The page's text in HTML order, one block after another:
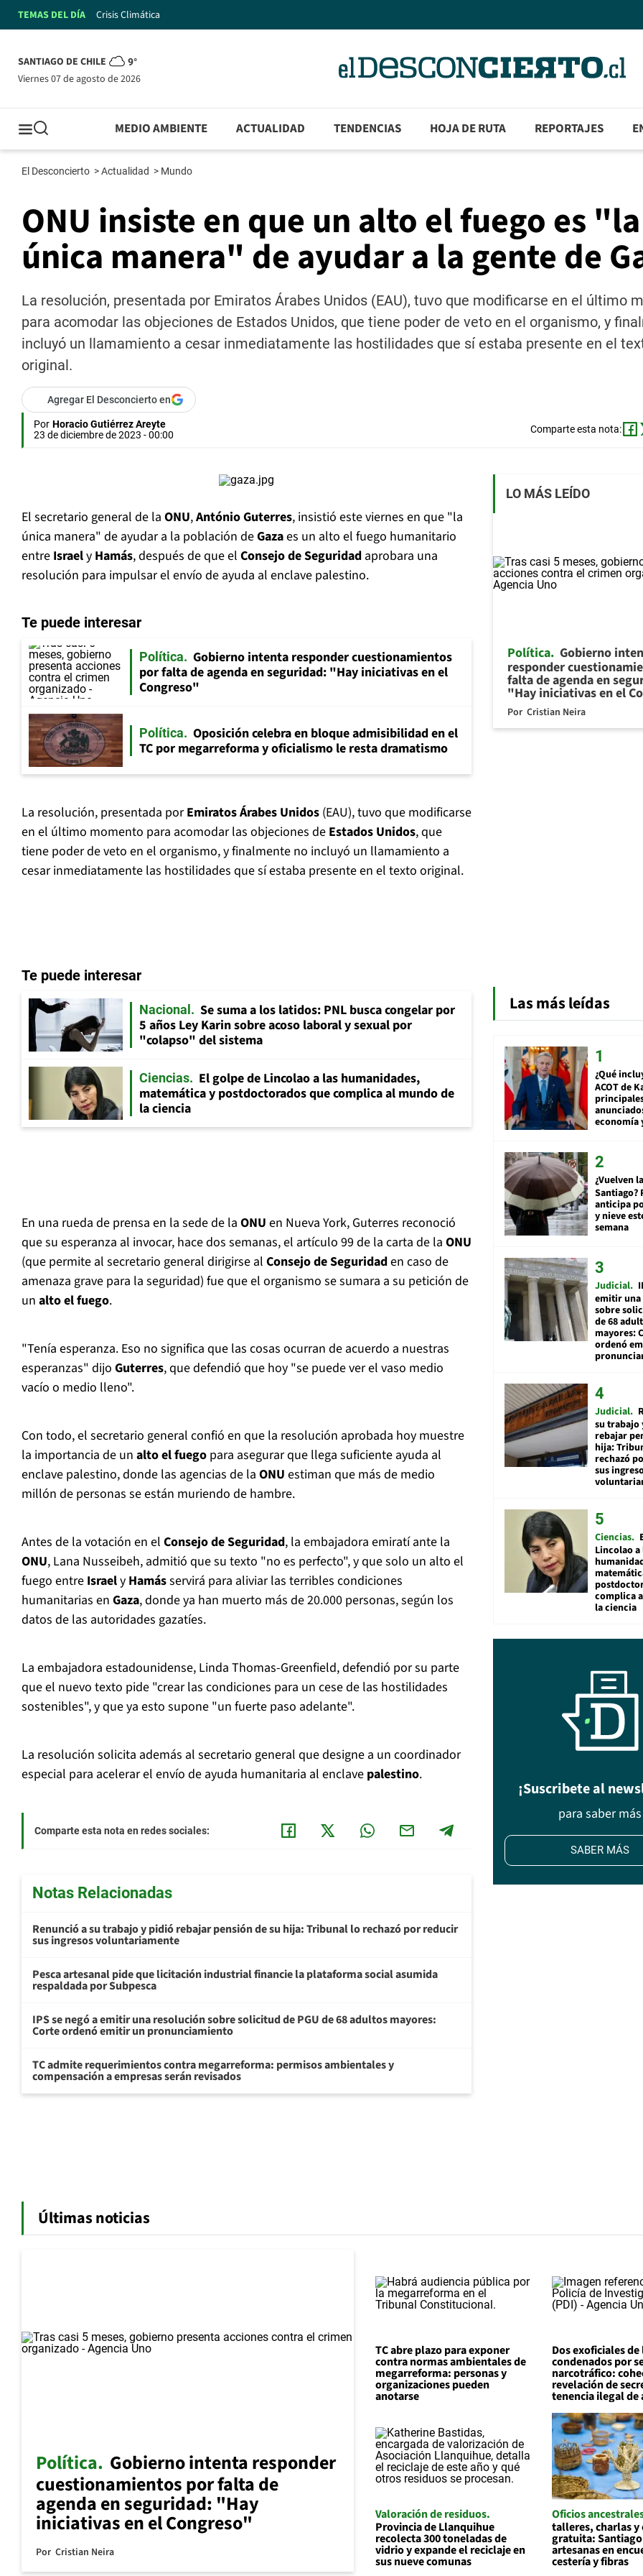
TEMAS DEL DÍA Crisis Climática
SANTIAGO DE CHILE 9°
viernes 07 de agosto de 2026
MEDIO AMBIENTE ACTUALIDAD TENDENCIAS HOJA DE RUTA REPORTAJES
El Desconcierto >Actualidad > Mundo
ONU insiste en que un alto el fuego es "la
única manera" de ayudar a la gente de
La resolución, presentada por Emiratos Árabes Unidos (EAU), tuvo que modificarse en el último
para acomodar las objeciones de Estados Unidos, que tiene poder de veto en el organismo, y
incluyó un llamamiento a cesar inmediatamente las hostilidades que sí estaba presente en el
original.
Agregar El Desconcierto en
Por Horacio Gutiérrez Areyte
23 de diciembre de 2023 - 00:00
Comparte esta nota:
El secretario general de la ONU,António Guterres, insistió este viernes en que "la
única manera" de ayudar a la población deGazaes un alto el fuego humanitario
entre Israely Hamás, después de que el Consejo de Seguridad aprobara una
resolución para impulsar el envío de ayuda al enclave palestino.
Te puede interesar
Política
Gobierno intenta responder cuestionamientos
por falta de agenda en seguridad: "Hay iniciativas en el
Congreso"
Política
Oposición celebra en bloque admisibilidad en el
TC por megarreforma y oficialismo le resta dramatismo
La resolución, presentada porEmiratos Árabes Unidos (EAU), tuvo que modificarse
en el último momento para acomodar las objeciones de Estados Unidos, que
tiene poder de veto en el organismo, y finalmente no incluyó un llamamiento a
cesar inmediatamente las hostilidades que sí estaba presente en el texto original.
Te puede interesar
Nacional
Se suma a los latidos: PNL busca congelar por
5 años Ley Karin sobre acoso laboral y sexual por
"colapso" del sistema
Ciencias
El golpe de Lincolao a las humanidades,
matemática y postdoctorados que complica al mundo de
la ciencia
En una rueda de prensa en la sede de la ONU en Nueva York, Guterres reconoció
que su esperanza al invocar, hace dos semanas, el artículo 99 de la carta de la ONU
(que permite al secretario general dirigirse al Consejo de Seguridaden caso de
amenaza grave para la seguridad) fue que el organismo se sumara a su petición de
un alto el fuego.
"Tenía esperanza. Eso no significa que las cosas ocurran de acuerdo a nuestras
esperanzas" dijo Guterres, que defendió que hoy "se puede ver el vaso medio
vacío o medio lleno".
Con todo, el secretario general confió en que la resolución aprobada hoy muestre
la importancia de un alto el fuego para asegurar que llega suficiente ayuda al
enclave palestino, donde las agencias de la ONU estiman que más de medio
millón de personas se están muriendo de hambre.
Antes de la votación en el Consejo de Seguridad, la embajadora emiratí ante la
ONU, Lana Nusseibeh, admitió que su texto "no es perfecto", y que solo un alto el
fuego entre Israely Hamásservirá para aliviar las terribles condiciones
humanitarias en Gaza, donde ya han muerto más de 20.000 personas, según los
datos de las autoridades gazatíes.
La embajadora estadounidense, Linda Thomas-Greenfield, defendió por su parte
que el nuevo texto pide "crear las condiciones para un cese de las hostilidades
sostenibles", y que ya esto supone "un fuerte paso adelante".
La resolución solicita además al secretario general que designe a un coordinador
especial para acelerar el envío de ayuda humanitaria al enclave palestino.
Comparte esta nota en redes sociales:
Notas Relacionadas
Renunció a su trabajo y pidió rebajar pensión de su hija: Tribunal lo rechazó por reducir
sus ingresos voluntariamente
Pesca artesanal pide que licitación industrial financie la plataforma social asumida
respaldada por Subpesca
IPS se negó a emitir una resolución sobre solicitud de PGU de 68 adultos mayores:
Corte ordenó emitir un pronunciamiento
TC admite requerimientos contra megarreforma: permisos ambientales y
compensación a empresas serán revisados
LO MÁS LEÍDO
Política Gobierno
responder
falta de agenda en
"Hay iniciativas en el
Por Cristian Neira
Las más leídas
¿Qué
ACOT de
economía
¿Vuelven
Santiago?
anticipa
y nieve
semana
Judicial
emitir
sobre
de 68
mayores:
ordenó
Judicial
su trabajo
rebajar
hija:
rechazó
sus
Ciencias
Lincolao a
complica
la ciencia
¡Suscribete al
para saber más
SABER MÁS
Últimas noticias
Política Gobierno intenta responder
cuestionamientos por falta de
agenda en seguridad: "Hay
iniciativas en el Congreso"
Por Cristian Neira
TC abre plazo para exponer
contra normas ambientales de
megarreforma: personas y
organizaciones pueden
anotarse
Dos exoficiales de
condenados por
narcotráfico:
revelación de
tenencia ilegal de
Valoración de residuos
Provincia de Llanquihue
recolecta 300 toneladas de
vidrio y expande el reciclaje en
sus nueve comunas
Oficios
talleres, charlas y
gratuita:
artesanas en
cestería y fibras